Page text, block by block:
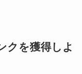
クを獲得しよ